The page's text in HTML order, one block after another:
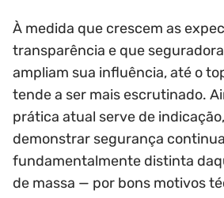
À medida que crescem as
transparência e que
ampliam sua influência, até o
tende a ser mais escrutinado.
prática atual serve de
demonstrar segurança
fundamentalmente distinta
de massa — por bons motivos